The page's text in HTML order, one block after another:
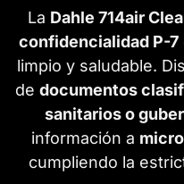
La Dahle 714air
confidencialidad P-7
limpio y saludable.
de documentos
sanitarios o
información a
cumpliendo la